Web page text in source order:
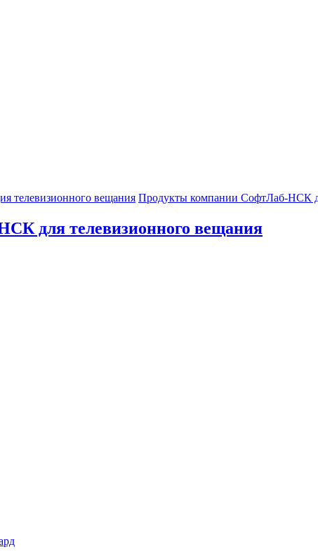
телевизионного вещания Продукты компании СофтЛаб-НСК
для телевизионного вещания